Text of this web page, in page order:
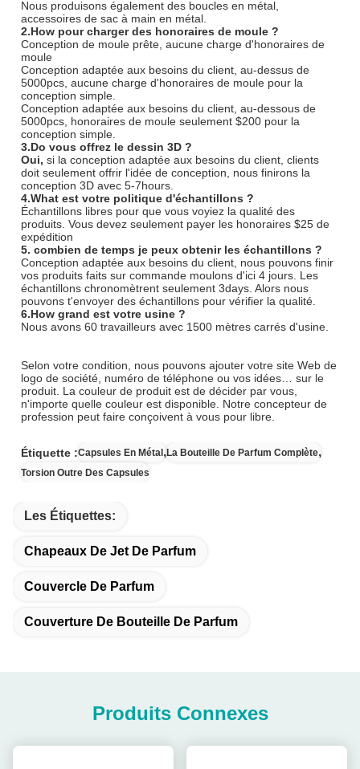
Nous produisons également des boucles en métal,
accessoires de sac à main en métal.
2.How pour charger des honoraires de moule ?
Conception de moule prête, aucune charge d'honoraires de
moule
Conception adaptée aux besoins du client, au-dessus de
5000pcs, aucune charge d'honoraires de moule pour la
conception simple.
Conception adaptée aux besoins du client, au-dessous de
5000pcs, honoraires de moule seulement $200 pour la
conception simple.
3.Do vous offrez le dessin 3D ?
Oui, si la conception adaptée aux besoins du client, clients
doit seulement offrir l'idée de conception, nous finirons la
conception 3D avec 5-7hours.
4.What est votre politique d'échantillons ?
Échantillons libres pour que vous voyiez la qualité des
produits. Vous devez seulement payer les honoraires $25 de
expédition
5. combien de temps je peux obtenir les échantillons ?
Conception adaptée aux besoins du client, nous pouvons finir
vos produits faits sur commande moulons d'ici 4 jours. Les
échantillons chronomètrent seulement 3days. Alors nous
pouvons t'envoyer des échantillons pour vérifier la qualité.
6.How grand est votre usine ?
Nous avons 60 travailleurs avec 1500 mètres carrés d'usine.
Selon votre condition, nous pouvons ajouter votre site Web de
logo de société, numéro de téléphone ou vos idées… sur le
produit. La couleur de produit est de décider par vous,
n'importe quelle couleur est disponible. Notre concepteur de
profession peut faire conçoivent à vous pour libre.
Étiquette :Capsules En Métal ,La Bouteille De Parfum Complète,
Torsion Outre Des Capsules
Les Étiquettes:
Chapeaux De Jet De Parfum
Couvercle De Parfum
Couverture De Bouteille De Parfum
Produits Connexes